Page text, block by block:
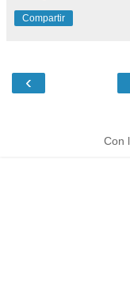
Compartir
‹
Con